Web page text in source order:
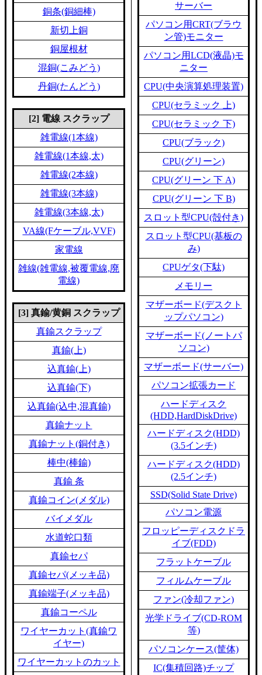
銅条(銅細棒)
新切上銅
銅屋根材
混銅(こみどう)
丹銅(たんどう)
[2] 電線 スクラップ
雑電線(1本線)
雑電線(1本線,太)
雑電線(2本線)
雑電線(3本線)
雑電線(3本線,太)
VA線(Fケーブル,VVF)
家電線
雑線(雑電線,被覆電線,廃
電線)
[3] 真鍮/黄銅 スクラップ
真鍮スクラップ
真鍮(上)
込真鍮(上)
込真鍮(下)
込真鍮(込中,混真鍮)
真鍮ナット
真鍮ナット(銅付き)
棒中(棒鍮)
真鍮 条
真鍮コイン(メダル)
バイメダル
水道蛇口類
真鍮セパ
真鍮セパ(メッキ品)
真鍮端子(メッキ品)
真鍮コーペル
ワイヤーカット(真鍮ワ
イヤー)
ワイヤーカットのカット
サーバー
パソコン用CRT(ブラウ
ン管)モニター
パソコン用LCD(液晶)モ
ニター
CPU(中央演算処理装置)
CPU(セラミック 上)
CPU(セラミック 下)
CPU(ブラック)
CPU(グリーン)
CPU(グリーン 下 A)
CPU(グリーン 下 B)
スロット型CPU(殻付き)
スロット型CPU(基板の
み)
CPUゲタ(下駄)
メモリー
マザーボード(デスクト
ップパソコン)
マザーボード(ノートパ
ソコン)
マザーボード(サーバー)
パソコン拡張カード
ハードディスク
(HDD,HardDiskDrive)
ハードディスク(HDD)
(3.5インチ)
ハードディスク(HDD)
(2.5インチ)
SSD(Solid State Drive)
パソコン電源
フロッピーディスクドラ
イブ(FDD)
フラットケーブル
フィルムケーブル
ファン(冷却ファン)
光学ドライブ(CD-ROM
等)
パソコンケース(筐体)
IC(集積回路)チップ